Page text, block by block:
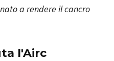
a rendere il cancro
l'Airc